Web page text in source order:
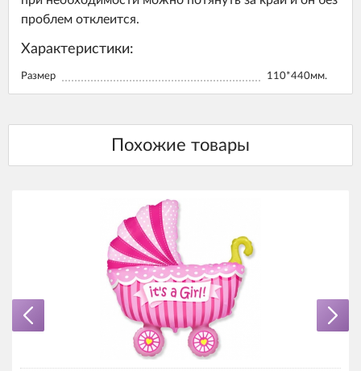
проблем отклеится.
Характеристики:
Размер 110*440мм.